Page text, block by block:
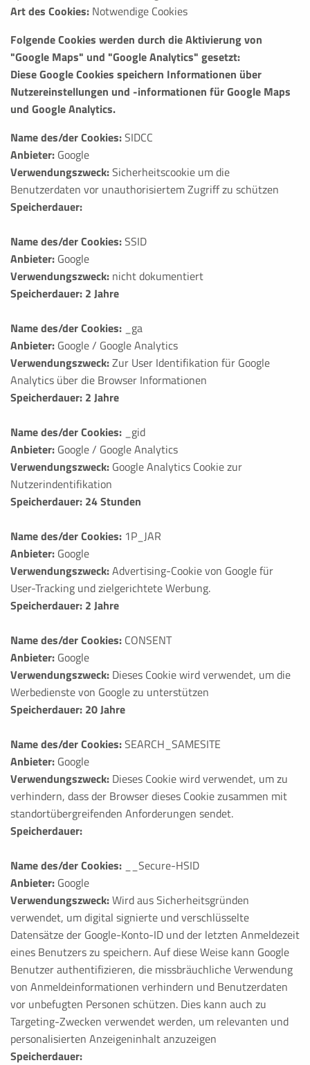
Art des Cookies: Notwendige Cookies
Folgende Cookies werden durch die Aktivierung von
"Google Maps" und "Google Analytics" gesetzt:
Diese Google Cookies speichern Informationen über
Nutzereinstellungen und -informationen für Google Maps
und Google Analytics.
Name des/der Cookies:SIDCC
Anbieter: Google
Verwendungszweck:Sicherheitscookie um die
Benutzerdaten vor unauthorisiertem Zugriff zu schützen
Speicherdauer:
Name des/der Cookies:SSID
Anbieter: Google
Verwendungszweck: nicht dokumentiert
Speicherdauer: 2 Jahre
Name des/der Cookies:
_ga
Anbieter: Google / Google Analytics
Verwendungszweck:Zur User Identifikation für Google
Analytics über die Browser Informationen
Speicherdauer: 2 Jahre
Name des/der Cookies:
_gid
Anbieter: Google / Google Analytics
Verwendungszweck: Google Analytics Cookie zur
Nutzerindentifikation
Speicherdauer: 24 Stunden
Name des/der Cookies: 1P_JAR
Anbieter: Google
Verwendungszweck:Advertising-Cookie von Google für
User-Tracking und zielgerichtete Werbung.
Speicherdauer: 2 Jahre
Name des/der Cookies: CONSENT
Anbieter: Google
Verwendungszweck: Dieses Cookie wird verwendet, um die
Werbedienste von Google zu unterstützen
Speicherdauer: 20 Jahre
Name des/der Cookies:SEARCH_SAMESITE
Anbieter: Google
Verwendungszweck: Dieses Cookie wird verwendet, um zu
verhindern, dass der Browser dieses Cookie zusammen mit
standortübergreifenden Anforderungen sendet.
Speicherdauer:
Name des/der Cookies:
__Secure-HSID
Anbieter: Google
Verwendungszweck:Wird aus Sicherheitsgründen
verwendet, um digital signierte und verschlüsselte
Datensätze der Google-Konto-ID und der letzten Anmeldezeit
eines Benutzers zu speichern. Auf diese Weise kann Google
Benutzer authentifizieren, die missbräuchliche Verwendung
von Anmeldeinformationen verhindern und Benutzerdaten
vor unbefugten Personen schützen. Dies kann auch zu
Targeting-Zwecken verwendet werden, um relevanten und
personalisierten Anzeigeninhalt anzuzeigen
Speicherdauer: